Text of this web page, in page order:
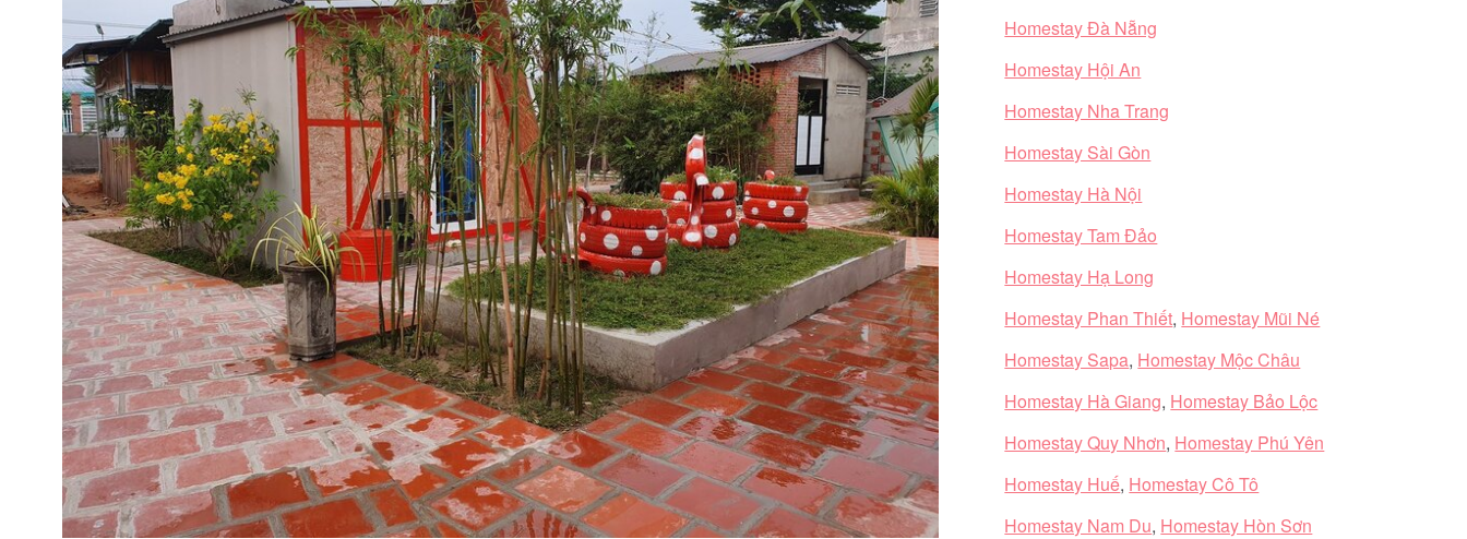
Homestay Đà Nẵng
Homestay Hội An
Homestay Nha Trang
Homestay Sài Gòn
Homestay Hà Nội
Homestay Tam Đảo
Homestay Hạ Long
Homestay Phan Thiết, Homestay Mũi Né
Homestay Sapa, Homestay Mộc Châu
Homestay Hà Giang, Homestay Bảo Lộc
Homestay Quy Nhơn, Homestay Phú Yên
Homestay Huế, Homestay Cô Tô
Homestay Nam Du, Homestay Hòn Sơn